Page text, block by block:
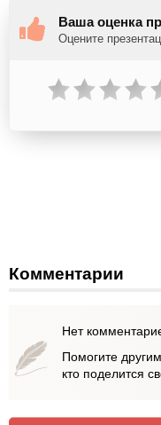
Ваша оценка
Оцените
Комментарии
Нет
Помогите
кто поделится